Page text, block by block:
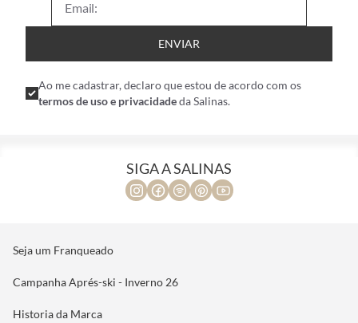
ENVIAR
Ao me cadastrar, declaro que estou de acordo com os
termos de uso e privacidadeda Salinas.
SIGA A SALINAS
Seja um Franqueado
Campanha Aprés-ski - Inverno 26
Historia da Marca